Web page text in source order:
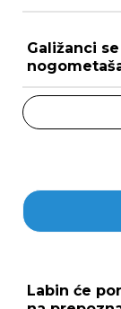
Galižanci
Labin će